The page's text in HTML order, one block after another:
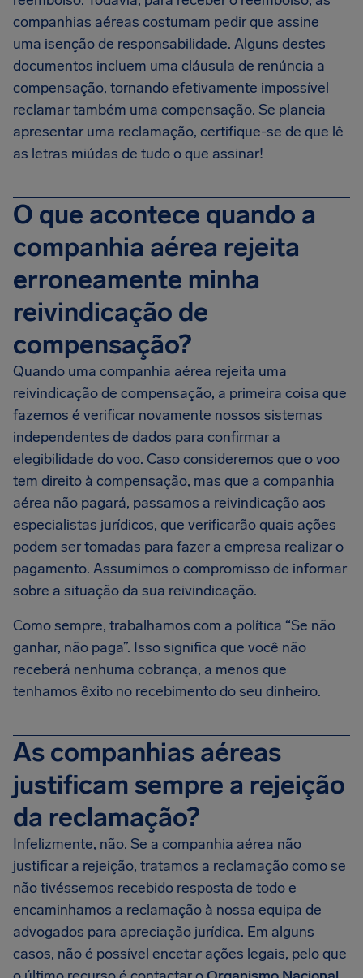
companhias aéreas costumam pedir que assine
uma isenção de responsabilidade. Alguns destes
documentos incluem uma cláusula de renúncia a
compensação, tornando efetivamente impossível
reclamar também uma compensação. Se planeia
apresentar uma reclamação, certifique-se de que lê
as letras miúdas de tudo o que assinar!
O que acontece quando a
companhia aérea rejeita
erroneamente minha
reivindicação de
compensação?
Quando uma companhia aérea rejeita uma
reivindicação de compensação, a primeira coisa que
fazemos é verificar novamente nossos sistemas
independentes de dados para confirmar a
elegibilidade do voo. Caso consideremos que o voo
tem direito à compensação, mas que a companhia
aérea não pagará, passamos a reivindicação aos
especialistas jurídicos, que verificarão quais ações
podem ser tomadas para fazer a empresa realizar o
pagamento. Assumimos o compromisso de informar
sobre a situação da sua reivindicação.
Como sempre, trabalhamos com a política “Se não
ganhar, não paga”. Isso significa que você não
receberá nenhuma cobrança, a menos que
tenhamos êxito no recebimento do seu dinheiro.
As companhias aéreas
justificam sempre a rejeição
da reclamação?
Infelizmente, não. Se a companhia aérea não
justificar a rejeição, tratamos a reclamação como se
não tivéssemos recebido resposta de todo e
encaminhamos a reclamação à nossa equipa de
advogados para apreciação jurídica. Em alguns
casos, não é possível encetar ações legais, pelo que